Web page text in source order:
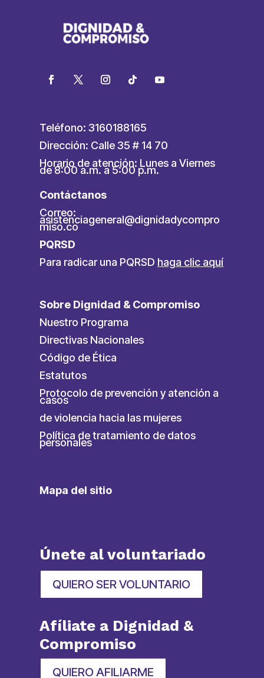
Teléfono: 3160188165
Dirección: Calle 35 # 14 70
Horario de atención: Lunes a Viernes
de 8:00 a.m. a 5:00 p.m.
Contáctanos
Correo:
asistenciageneral@dignidadycompro
miso.co
PQRSD
Para radicar una PQRSD haga clic aquí
Sobre Dignidad & Compromiso
Nuestro Programa
Directivas Nacionales
Código de Ética
Estatutos
Protocolo de prevención y atención a
casos
de violencia hacia las mujeres
Política de tratamiento de datos
personales
Mapa del sitio
Únete al voluntariado
QUIERO SER VOLUNTARIO
Afíliate a Dignidad &
Compromiso
QUIERO AFILIARME